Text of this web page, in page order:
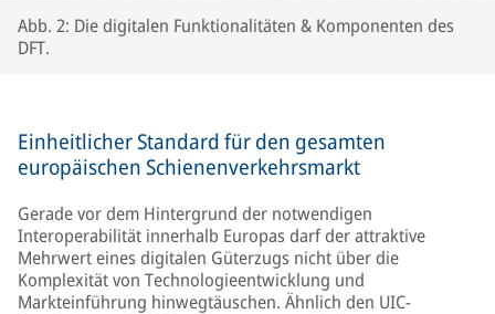
Abb. 2: Die digitalen Funktionalitäten & Komponenten des
DFT.
Einheitlicher Standard für den gesamten
europäischen Schienenverkehrsmarkt
Gerade vor dem Hintergrund der notwendigen
Interoperabilität innerhalb Europas darf der attraktive
Mehrwert eines digitalen Güterzugs nicht über die
Komplexität von Technologieentwicklung und
Markteinführung hinwegtäuschen. Ähnlich den UIC-